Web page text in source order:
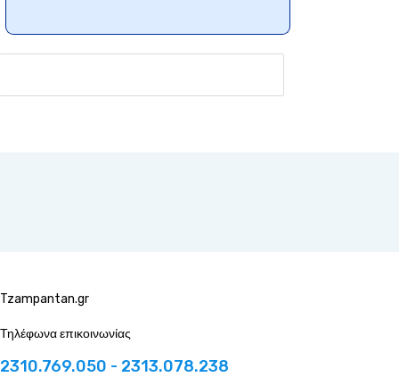
Tzampantan.gr
Τηλέφωνα επικοινωνίας
2310.769.050 - 2313.078.238